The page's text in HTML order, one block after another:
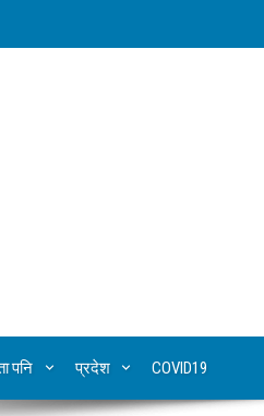
पनि प्रदेश COVID19